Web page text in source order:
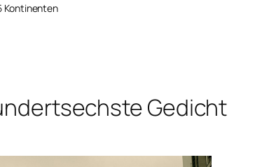
Kontinenten
Gedicht